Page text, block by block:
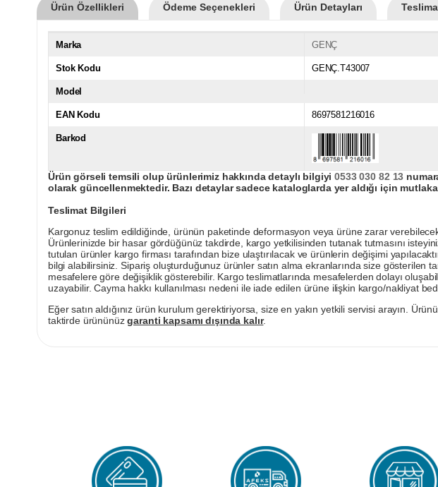
Ürün Özellikleri Ödeme Seçenekleri Ürün Detayları
Marka GENÇ
Stok Kodu GENÇ.T43007
Model
EAN Kodu 8697581216016
Barkod
Ürün görseli temsili olup ürünlerimiz hakkında detaylı bilgiyi0533 030 82 13
olarak güncellenmektedir. Bazı detaylar sadece kataloglarda yer aldığı için
Teslimat Bilgileri
Kargonuz teslim edildiğinde, ürünün paketinde deformasyon veya ürüne zarar
Ürünlerinizde bir hasar gördüğünüz takdirde, kargo yetkilisinden tutanak tutmasını
tutulan ürünler kargo firması tarafından bize ulaştırılacak ve ürünlerin değişimi
bilgi alabilirsiniz. Sipariş oluşturduğunuz ürünler satın alma ekranlarında size
mesafelere göre değişiklik gösterebilir. Kargo teslimatlarında mesafelerden dolayı
uzayabilir. Cayma hakkı kullanılması nedeni ile iade edilen ürüne ilişkin kargo/nakliyat
Eğer satın aldığınız ürün kurulum gerektiriyorsa, size en yakın yetkili servisi arayın.
taktirde ürününüzgaranti kapsamı dışında kalır.